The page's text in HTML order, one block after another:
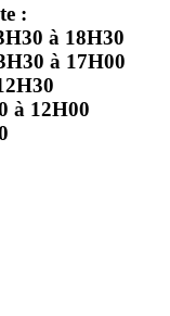
:
à 18H30
à 17H00
à 12H00